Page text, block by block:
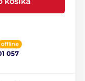
offline
057